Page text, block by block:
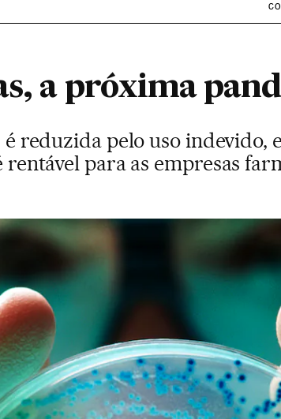
a próxima
reduzida pelo uso indevido,
para as empresas